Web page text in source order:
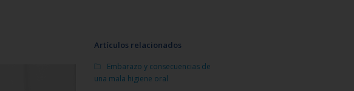
Artículos relacionados
Embarazo y consecuencias de
una mala higiene oral